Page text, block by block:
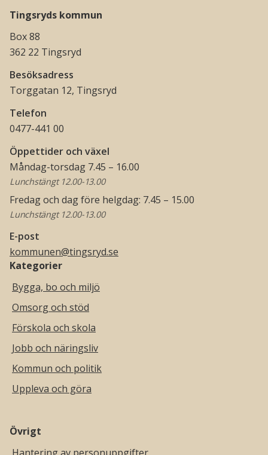
Tingsryds kommun
Box 88
362 22 Tingsryd
Besöksadress
Torggatan 12, Tingsryd
Telefon
0477-441 00
Öppettider och växel
Måndag-torsdag 7.45 – 16.00
Lunchstängt 12.00-13.00
Fredag och dag före helgdag: 7.45 – 15.00
Lunchstängt 12.00-13.00
E-post
kommunen@tingsryd.se
Kategorier
Bygga, bo och miljö
Omsorg och stöd
Förskola och skola
Jobb och näringsliv
Kommun och politik
Uppleva och göra
Övrigt
Hantering av personuppgifter